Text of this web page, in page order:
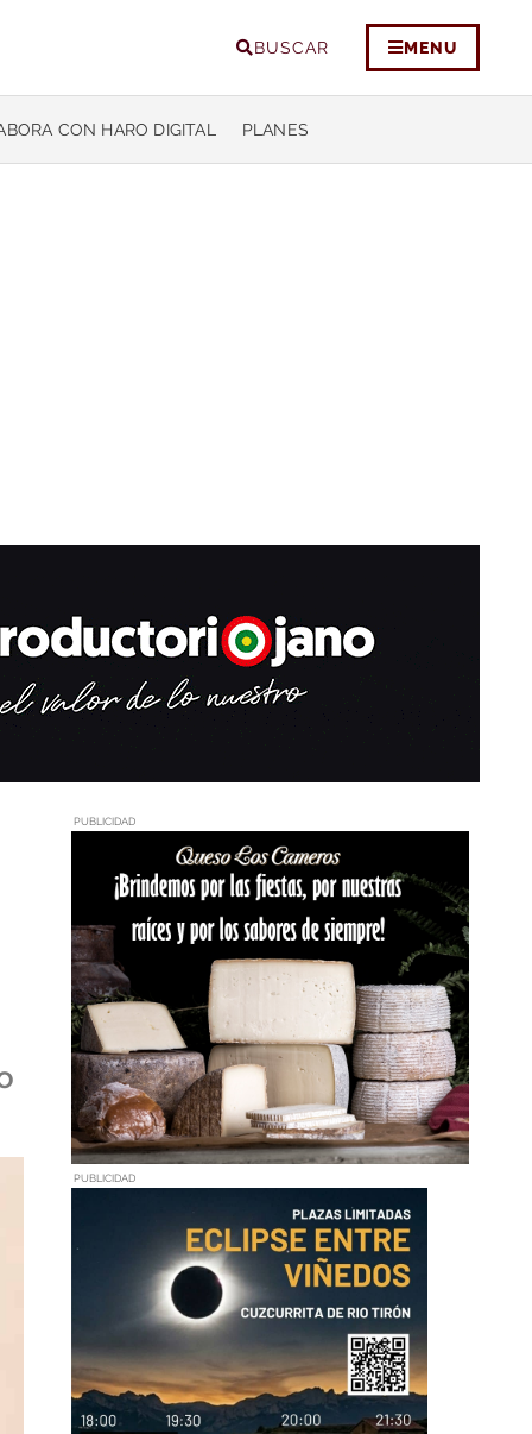
BUSCAR MENU
CON HARO DIGITAL PLANES
PUBLICIDAD
PUBLICIDAD